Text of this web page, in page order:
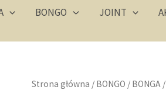
BONGO JOINT
Strona główna / BONGO / BONGA